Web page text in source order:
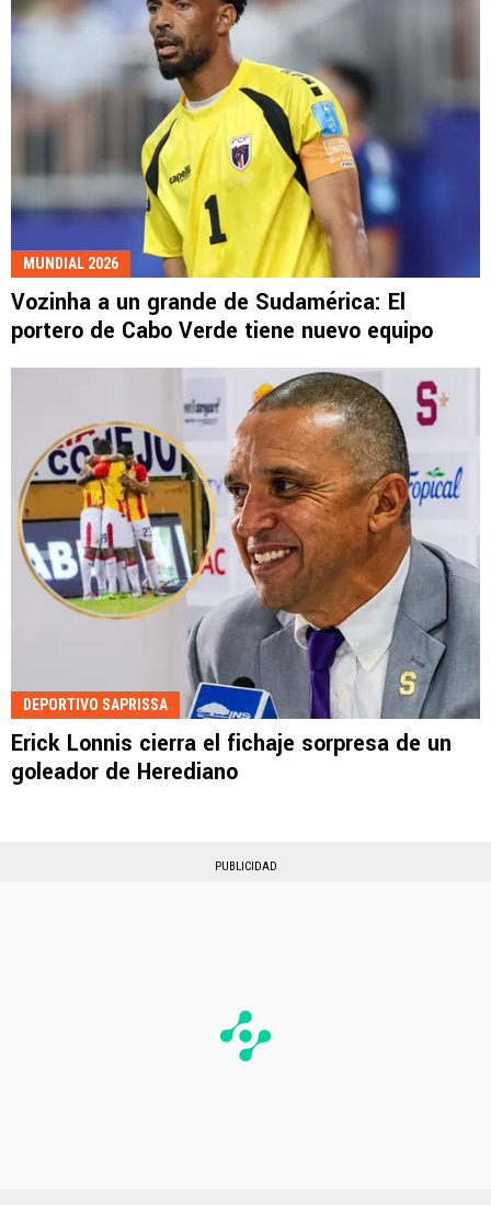
MUNDIAL 2026
Vozinha a un grande de Sudamérica: El
portero de Cabo Verde tiene nuevo equipo
DEPORTIVO SAPRISSA
Erick Lonnis cierra el fichaje sorpresa de un
goleador de Herediano
PUBLICIDAD